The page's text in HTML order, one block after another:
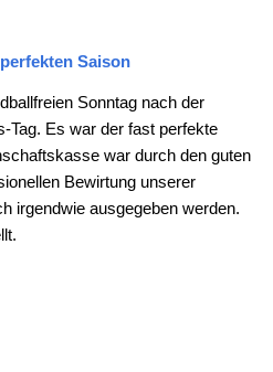
Saison
Sonntag nach der
Tag. Es war der fast perfekte
war durch den guten
Bewirtung unserer
irgendwie ausgegeben werden.